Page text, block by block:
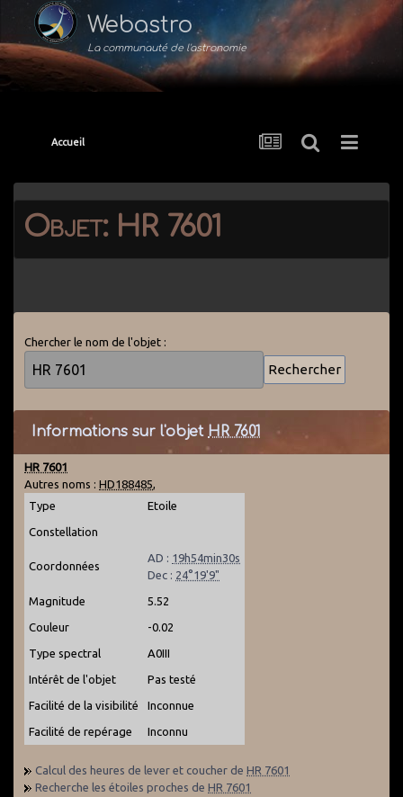
Webastro
La communauté de l'astronomie
Accueil
Objet: HR 7601
Chercher le nom de l'objet :
Informations sur l'objet HR 7601
HR 7601
Autres noms : HD188485,
Type
Etoile
Constellation
Coordonnées
AD : 19h54min30s
Dec : 24°19'9"
Magnitude 5.52
Couleur -0.02
Type spectral A0III
Intérêt de l'objet Pas testé
Facilité de la visibilité Inconnue
Facilité de repérage Inconnu
Calcul des heures de lever et coucher de HR 7601
Recherche les étoiles proches de HR 7601